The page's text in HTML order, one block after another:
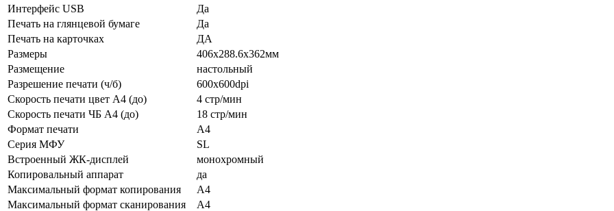
Интерфейс USB
Да
Печать на глянцевой бумаге
Да
Печать на карточках
ДА
Размеры
406x288.6x362мм
Размещение
настольный
Разрешение печати (ч/б)
600x600dpi
Скорость печати цвет A4 (до)
4 стр/мин
Скорость печати ЧБ A4 (до)
18 стр/мин
Формат печати
A4
Серия МФУ
SL
Встроенный ЖК-дисплей
монохромный
Копировальный аппарат
да
Максимальный формат копирования
A4
Максимальный формат сканирования
A4